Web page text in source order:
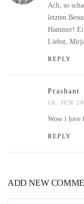
Ach, so
letzten
Hammer!
Liebst,
REPLY
Prashant
10. JUN
Wow i love
REPLY
ADD NEW